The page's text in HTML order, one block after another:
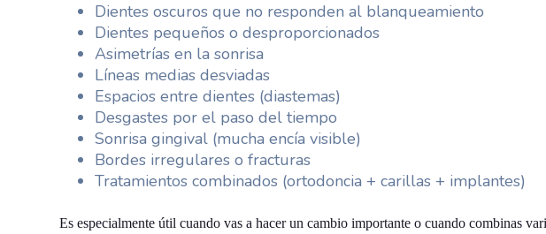
Dientes oscuros que no responden al blanqueamiento
Dientes pequeños o desproporcionados
Asimetrías en la sonrisa
Líneas medias desviadas
Espacios entre dientes (diastemas)
Desgastes por el paso del tiempo
Sonrisa gingival (mucha encía visible)
Bordes irregulares o fracturas
Tratamientos combinados (ortodoncia + carillas + implantes)
Es especialmente útil cuando vas a hacer un cambio importante o cuando combinas